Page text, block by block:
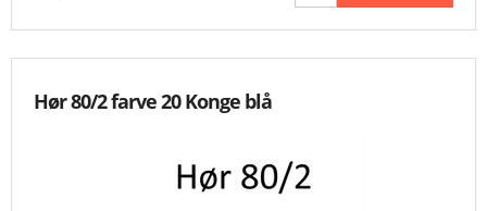
Hør 80/2 farve 20 Konge blå